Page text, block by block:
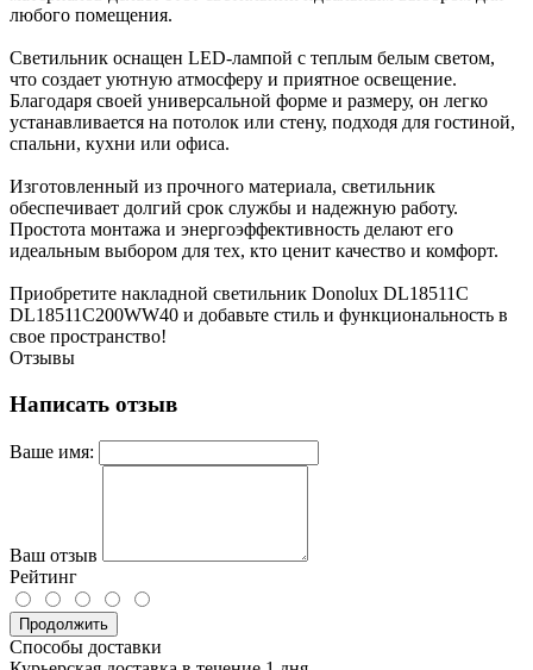
любого помещения.
Светильник оснащен LED-лампой с теплым белым светом,
что создает уютную атмосферу и приятное освещение.
Благодаря своей универсальной форме и размеру, он легко
устанавливается на потолок или стену, подходя для гостиной,
спальни, кухни или офиса.
Изготовленный из прочного материала, светильник
обеспечивает долгий срок службы и надежную работу.
Простота монтажа и энергоэффективность делают его
идеальным выбором для тех, кто ценит качество и комфорт.
Приобретите накладной светильник Donolux DL18511C
DL18511C200WW40 и добавьте стиль и функциональность в
свое пространство!
Отзывы
Написать отзыв
Ваше имя:
Ваш отзыв
Рейтинг
Продолжить
Способы доставки